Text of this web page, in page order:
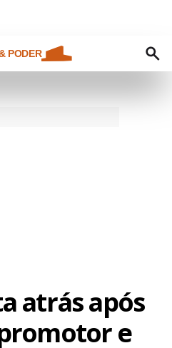
PODER
atrás após
e